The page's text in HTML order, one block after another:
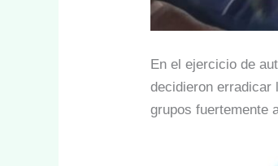
En el ejercicio de
decidieron
grupos fuertemente